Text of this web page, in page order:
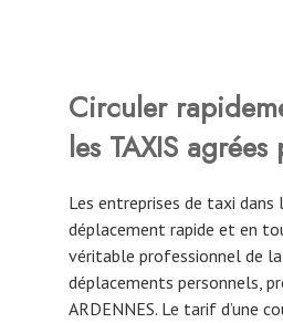
Circuler
les TAXIS
Les entreprises de taxi
déplacement rapide et en
véritable professionnel de
déplacements personnels,
ARDENNES. Le tarif d’une